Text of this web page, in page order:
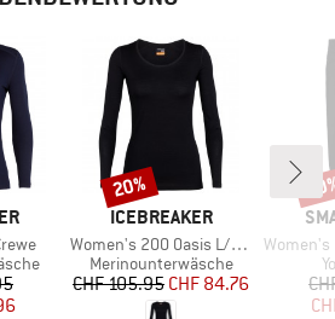
Preis
MARKE
ICEBREAKER
Artikel
Women's 200 Oasis L/S Scoop
Produktgruppe
Merinounterwäsche
Preis
CHF 105.95reduzierter Preis
CHF 84.76
Rabatt
20%
Artikel
Women's Merino